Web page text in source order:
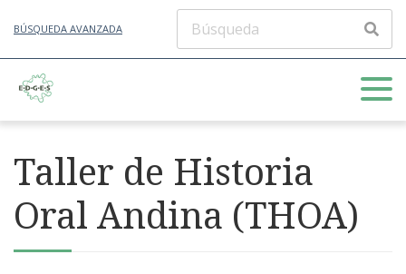
BÚSQUEDA AVANZADA
Taller de Historia
Oral Andina (THOA)